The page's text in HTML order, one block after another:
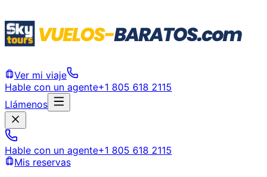
Ver mi viaje
Hable con un agente+1 805 618 2115
Llámenos
Hable con un agente+1 805 618 2115
Mis reservas